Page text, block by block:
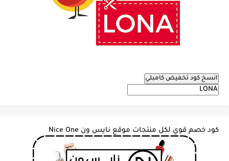
انسخ كود تخفيض كامبلي
كود خصم قوي لكل منتجات موقع نايس ون Nice One